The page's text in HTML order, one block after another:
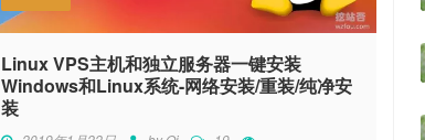
Linux VPS主机和独立服务器一键安装
Windows和Linux系统-网络安装/重装/纯净安
装